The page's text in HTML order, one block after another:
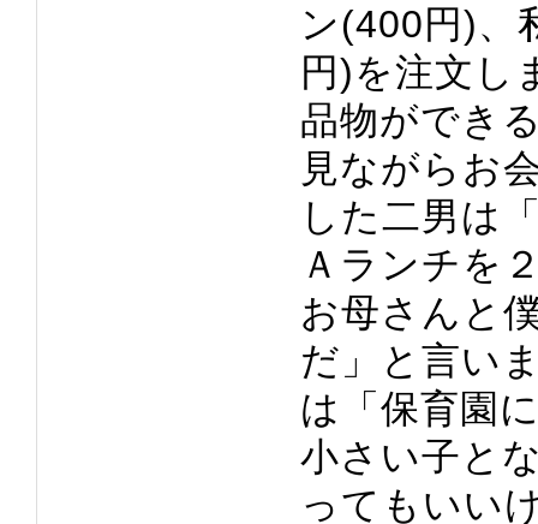
ン(400円)、
円)を注文し
品物ができ
見ながらお
した二男は
Ａランチを
お母さんと
だ」と言い
は「保育園
小さい子と
ってもいい